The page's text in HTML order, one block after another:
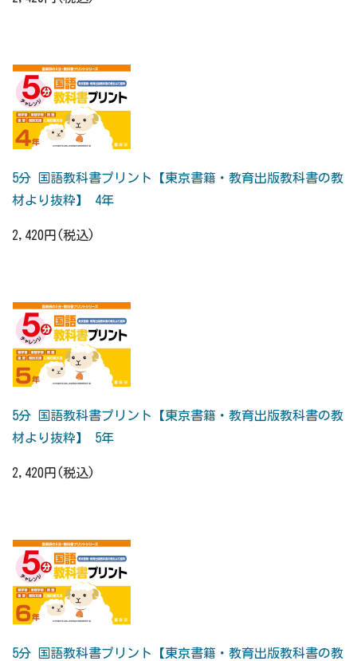
5分 国語教科書プリント【東京書籍・教育出版教科書の教
材より抜粋】 4年
2,420円(税込)
5分 国語教科書プリント【東京書籍・教育出版教科書の教
材より抜粋】 5年
2,420円(税込)
5分 国語教科書プリント【東京書籍・教育出版教科書の教